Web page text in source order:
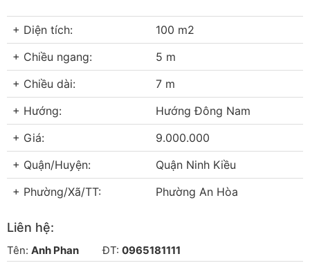
+ Diện tích:
100 m2
+ Chiều ngang:
5 m
+ Chiều dài:
7 m
+ Hướng:
Hướng Đông Nam
+ Giá:
9.000.000
+ Quận/Huyện:
Quận Ninh Kiều
+ Phường/Xã/TT:
Phường An Hòa
Liên hệ:
Tên: Anh Phan ĐT: 0965181111